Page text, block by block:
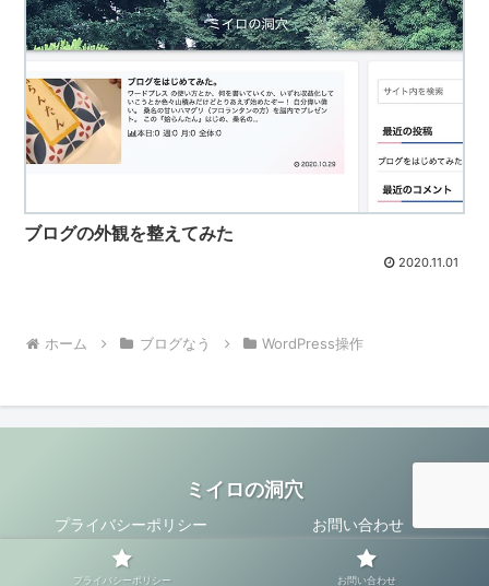
ブログの外観を整えてみた
2020.11.01
ホーム ブログなう WordPress操作
ミイロの洞穴
プライバシーポリシー お問い合わせ
プライバシーポリシー お問い合わせ